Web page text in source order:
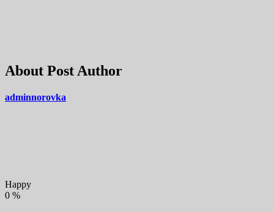
About Post Author
adminnorovka
Happy
0 %